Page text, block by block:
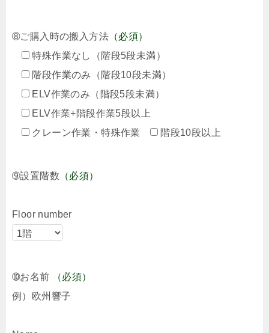
➇ご購入時の搬入方法 （必須）
特殊作業なし（階段5段未満）
階段作業のみ（階段10段未満）
ELV作業のみ（階段5段未満）
ELV作業+階段作業5段以上
クレーン作業・特殊作業
階段10段以上
➈設置階数 （必須）
Floor number
➉お名前
（必須）
例）欧州響子